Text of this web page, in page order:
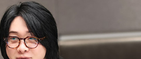
たが優しくて、まわりを思いやれる証
け、自分の本音も大切にしてあげまし
起の良い日というイメージを持つ人も
寅の日にあたるのが最大の特徴です。
一般的には午前中が吉、午後は控えめ
う考え方があります。